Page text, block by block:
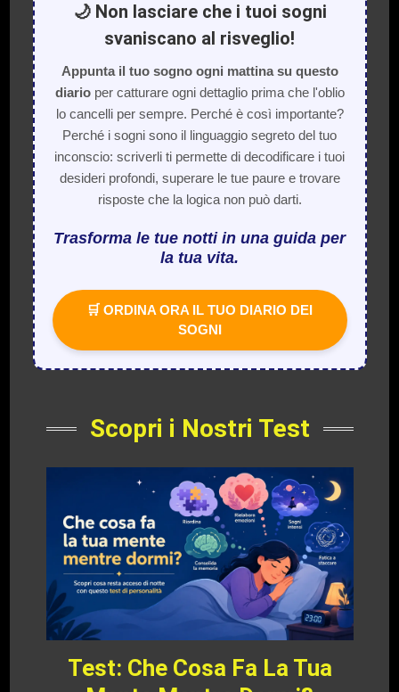
🌙 Non lasciare che i tuoi sogni
svaniscano al risveglio!
Appunta il tuo sogno ogni mattina su questo
diarioper catturare ogni dettaglio prima che l'oblio
lo cancelli per sempre. Perché è così importante?
Perché i sogni sono il linguaggio segreto del tuo
inconscio: scriverli ti permette di decodificare i tuoi
desideri profondi, superare le tue paure e trovare
risposte che la logica non può darti.
Trasforma le tue notti in una guida per
la tua vita.
🛒 ORDINA ORA IL TUO DIARIO DEI
SOGNI
Scopri i Nostri Test
Test: Che Cosa Fa La Tua